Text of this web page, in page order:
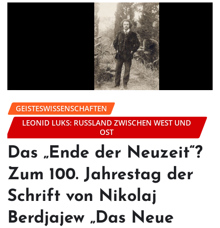
GEISTESWISSENSCHAFTEN
LEONID LUKS: RUSSLAND ZWISCHEN WEST UND
OST
Das „Ende der Neuzeit“?
Zum 100. Jahrestag der
Schrift von Nikolaj
Berdjajew „Das Neue